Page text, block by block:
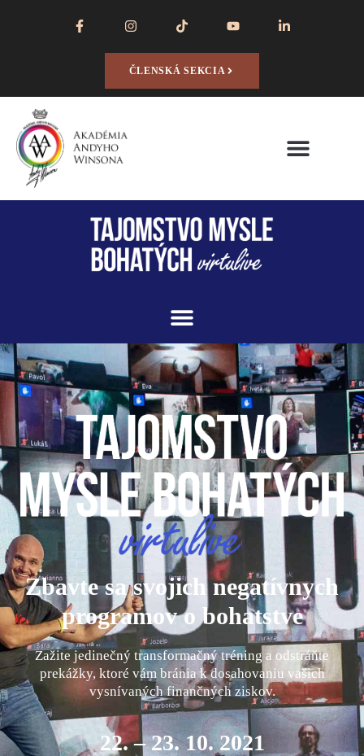
ČLENSKÁ SEKCIA
Zbavte sa svojich negatívnych
programov o bohatstve
Zažite jedinečný transformačný tréning a odstráňte
prekážky, ktoré vám bránia k dosahovaniu vašich
vysnívaných finančných ziskov.
22. – 23. 10. 2021